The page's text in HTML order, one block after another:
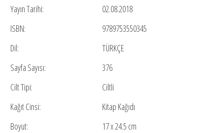
Yayın Tarihi:
02.08.2018
ISBN:
9789753550345
Dil:
TÜRKÇE
Sayfa Sayısı:
376
Cilt Tipi:
Ciltli
Kağıt Cinsi:
Kitap Kağıdı
Boyut:
17 x 24.5 cm